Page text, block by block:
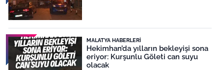
MALATYA HABERLERI
Hekimhan’da yılların bekleyişi sona
eriyor: Kurşunlu Göleti can suyu
olacak